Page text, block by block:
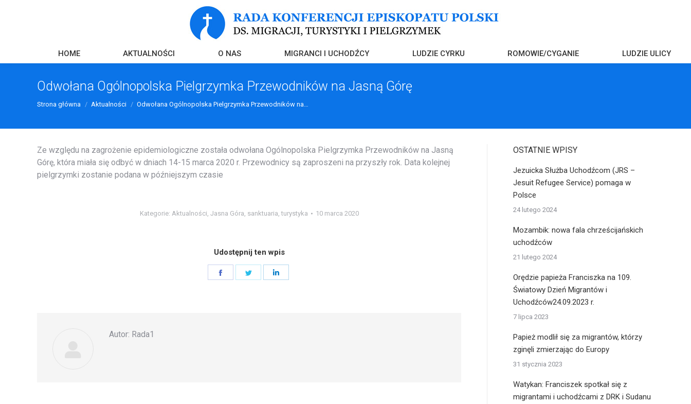
HOME AKTUALNOŚCI O NAS MIGRANCI I UCHODŹCY LUDZIE CYRKU ROMOWIE/CYGANIE LUDZIE ULICY
Odwołana Ogólnopolska Pielgrzymka Przewodników na Jasną Górę
Strona główna Aktualności Odwołana Ogólnopolska Pielgrzymka Przewodników na…
Ze względu na zagrożenie epidemiologiczne została odwołana Ogólnopolska Pielgrzymka Przewodników na Jasną
Górę, która miała się odbyć w dniach 14-15 marca 2020 r. Przewodnicy są zaproszeni na przyszły rok. Data kolejnej
pielgrzymki zostanie podana w późniejszym czasie
Kategorie: Aktualności, Jasna Góra, sanktuaria,turystyka 10 marca 2020
Udostępnij ten wpis
Share
Autor: Rada1
OSTATNIE WPISY
Jezuicka Służba Uchodźcom (JRS –
Jesuit Refugee Service) pomaga w
Polsce
24 lutego 2024
Mozambik: nowa fala chrześcijańskich
uchodźców
21 lutego 2024
Orędzie papieża Franciszka na 109.
Światowy Dzień Migrantów i
Uchodźców24.09.2023 r.
7 lipca 2023
Papież modlił się za migrantów, którzy
zginęli zmierzając do Europy
31 stycznia 2023
Watykan: Franciszek spotkał się z
migrantami i uchodźcami z DRK i Sudanu